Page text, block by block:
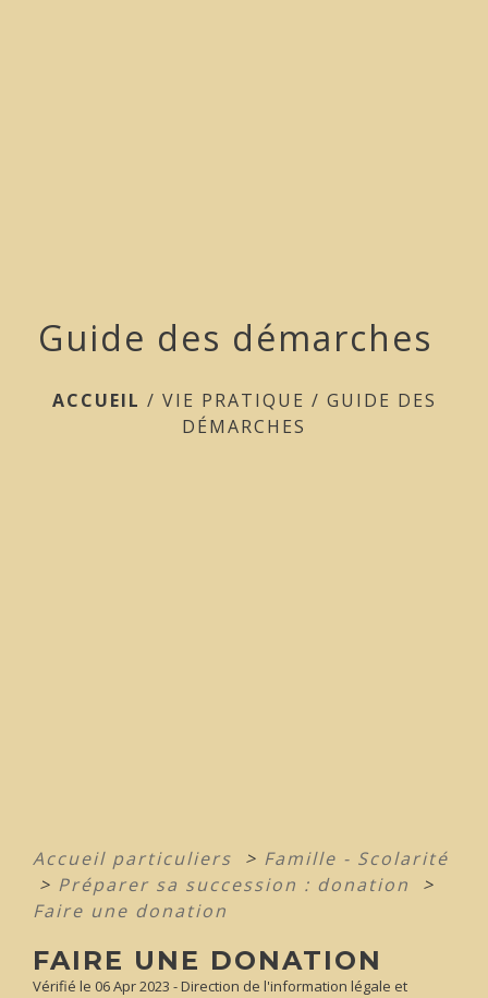
Guide des démarches
ACCUEIL / VIE PRATIQUE / GUIDE DES
DÉMARCHES
Accueil particuliers > Famille - Scolarité
> Préparer sa succession : donation
>
Faire une donation
FAIRE UNE DONATION
Vérifié le 06 Apr 2023 - Direction de l'information légale et